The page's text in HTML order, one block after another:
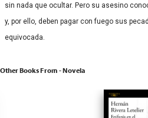
sin nada que ocultar. Pero su asesino
y, por ello, deben pagar con fuego sus
equivocada.
Other Books From - Novela